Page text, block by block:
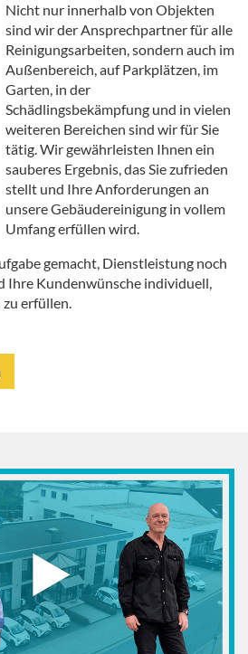
Nicht nur innerhalb von Objekten
sind wir der Ansprechpartner für alle
Reinigungsarbeiten, sondern auch im
Außenbereich, auf Parkplätzen, im
Garten, in der
Schädlingsbekämpfung und in vielen
weiteren Bereichen sind wir für Sie
tätig. Wir gewährleisten Ihnen ein
sauberes Ergebnis, das Sie zufrieden
stellt und Ihre Anforderungen an
unsere Gebäudereinigung in vollem
Umfang erfüllen wird.
gemacht, Dienstleistung noch
Ihre Kundenwünsche individuell,
erfüllen.